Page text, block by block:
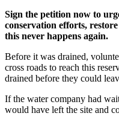
Sign the petition now to
conservation efforts,
this never happens again.
Before it was drained,
cross roads to reach this
drained before they could
If the water company had
would have left the site and